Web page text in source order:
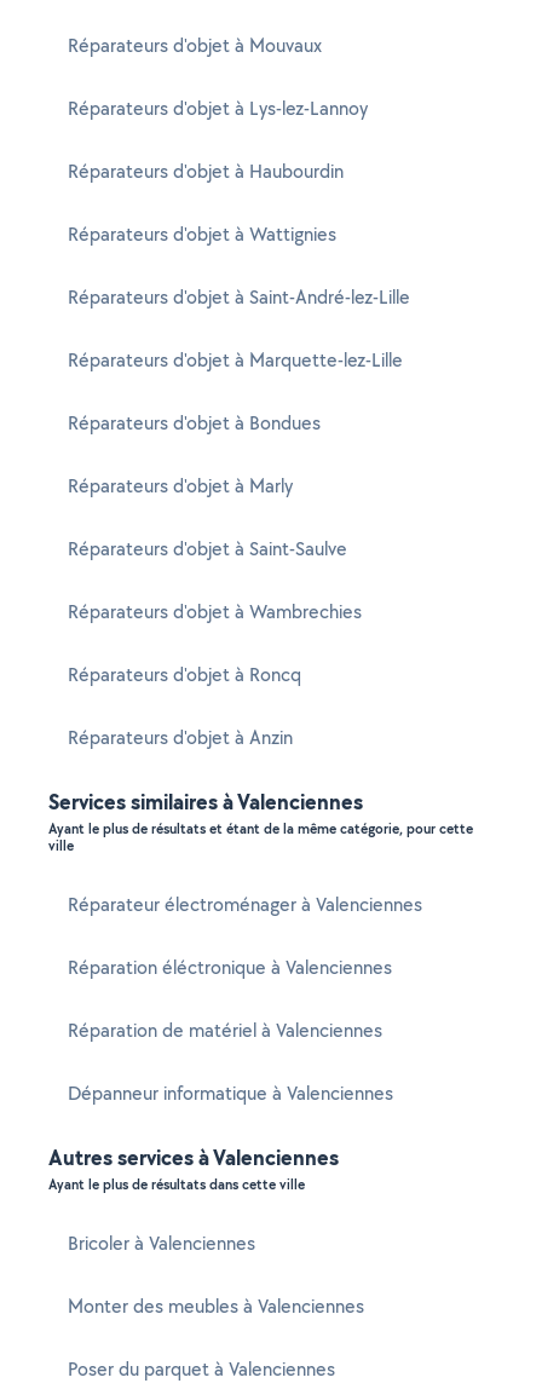
Réparateurs d'objet à Mouvaux
Réparateurs d'objet à Lys-lez-Lannoy
Réparateurs d'objet à Haubourdin
Réparateurs d'objet à Wattignies
Réparateurs d'objet à Saint-André-lez-Lille
Réparateurs d'objet à Marquette-lez-Lille
Réparateurs d'objet à Bondues
Réparateurs d'objet à Marly
Réparateurs d'objet à Saint-Saulve
Réparateurs d'objet à Wambrechies
Réparateurs d'objet à Roncq
Réparateurs d'objet à Anzin
Services similaires à Valenciennes
Ayant le plus de résultats et étant de la même catégorie, pour cette
ville
Réparateur électroménager à Valenciennes
Réparation éléctronique à Valenciennes
Réparation de matériel à Valenciennes
Dépanneur informatique à Valenciennes
Autres services à Valenciennes
Ayant le plus de résultats dans cette ville
Bricoler à Valenciennes
Monter des meubles à Valenciennes
Poser du parquet à Valenciennes